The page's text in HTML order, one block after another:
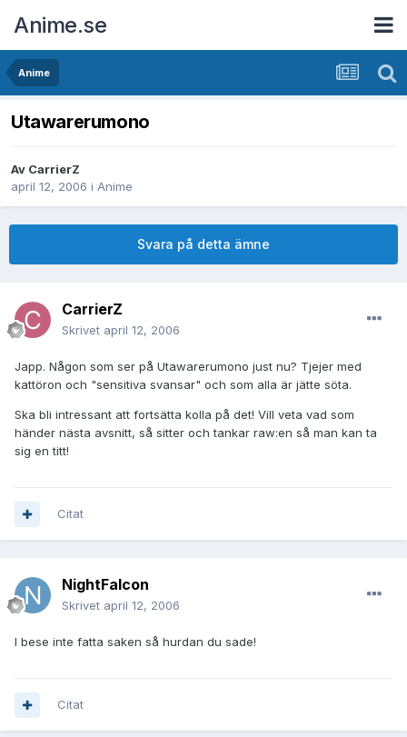
Anime.se
Anime
Utawarerumono
Av CarrierZ
april 12, 2006 i Anime
Svara på detta ämne
CarrierZ
Skrivet april 12, 2006
Japp. Någon som ser på Utawarerumono just nu? Tjejer med
kattöron och "sensitiva svansar" och som alla är jätte söta.
Ska bli intressant att fortsätta kolla på det! Vill veta vad som
händer nästa avsnitt, så sitter och tankar raw:en så man kan ta
sig en titt!
Citat
NightFalcon
Skrivet april 12, 2006
I bese inte fatta saken så hurdan du sade!
Citat